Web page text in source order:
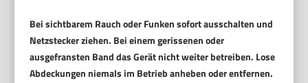
Bei sichtbarem Rauch oder Funken sofort ausschalten und
Netzstecker ziehen. Bei einem gerissenen oder
ausgefransten Band das Gerät nicht weiter betreiben. Lose
Abdeckungen niemals im Betrieb anheben oder entfernen.